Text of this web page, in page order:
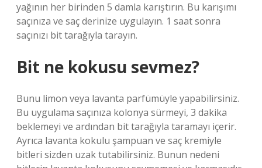
yağının her birinden 5 damla karıştırın. Bu karışımı
saçınıza ve saç derinize uygulayın. 1 saat sonra
saçınızı bit tarağıyla tarayın.
Bit ne kokusu sevmez?
Bunu limon veya lavanta parfümüyle yapabilirsiniz.
Bu uygulama saçınıza kolonya sürmeyi, 3 dakika
beklemeyi ve ardından bit tarağıyla taramayı içerir.
Ayrıca lavanta kokulu şampuan ve saç kremiyle
bitleri sizden uzak tutabilirsiniz. Bunun nedeni